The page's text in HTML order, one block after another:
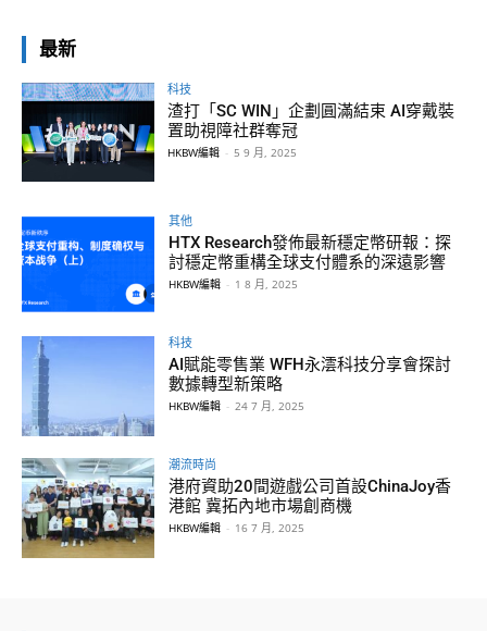
最新
科技
渣打「SC WIN」企劃圓滿結束 AI穿戴裝
置助視障社群奪冠
HKBW編輯 - 5 9 月, 2025
其他
HTX Research發佈最新穩定幣研報：探
討穩定幣重構全球支付體系的深遠影響
HKBW編輯 - 1 8 月, 2025
科技
AI賦能零售業 WFH永澐科技分享會探討
數據轉型新策略
HKBW編輯 - 24 7 月, 2025
潮流時尚
港府資助20間遊戲公司首設ChinaJoy香
港館 冀拓內地市場創商機
HKBW編輯 - 16 7 月, 2025